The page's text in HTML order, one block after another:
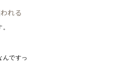
れる
んですっ